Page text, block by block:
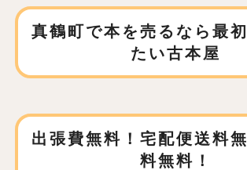
真鶴町で本を売るなら 最
たい古本屋
出張費無料！宅配便送料
料無料！